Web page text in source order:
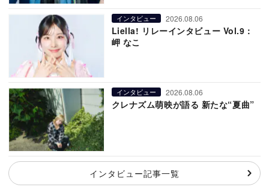
インタビュー 2026.08.06
Liella! リレーインタビュー Vol.9：
岬 なこ
インタビュー 2026.08.06
クレナズム萌映が語る 新たな“夏曲”
インタビュー記事一覧